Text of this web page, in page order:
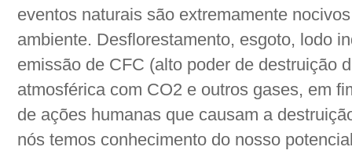
eventos naturais são extremamente
ambiente. Desflorestamento, esgoto, lodo
emissão de CFC (alto poder de destruição
atmosférica com CO2 e outros gases, em
de ações humanas que causam a
nós temos conhecimento do nosso